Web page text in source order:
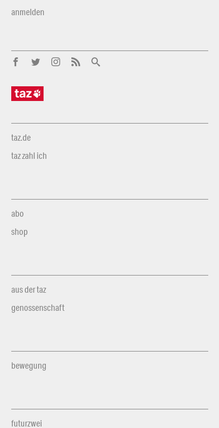
anmelden
taz.de
taz zahl ich
abo
shop
aus der taz
genossenschaft
bewegung
futurzwei